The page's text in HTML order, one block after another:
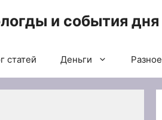
и события дня
статей Деньги Разное